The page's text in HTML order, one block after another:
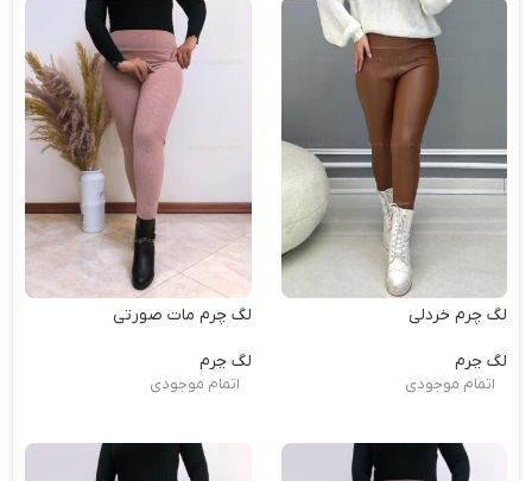
لگ چرم خردلی
لگ چرم
اتمام موجودی
لگ چرم مات صورتی
لگ چرم
اتمام موجودی